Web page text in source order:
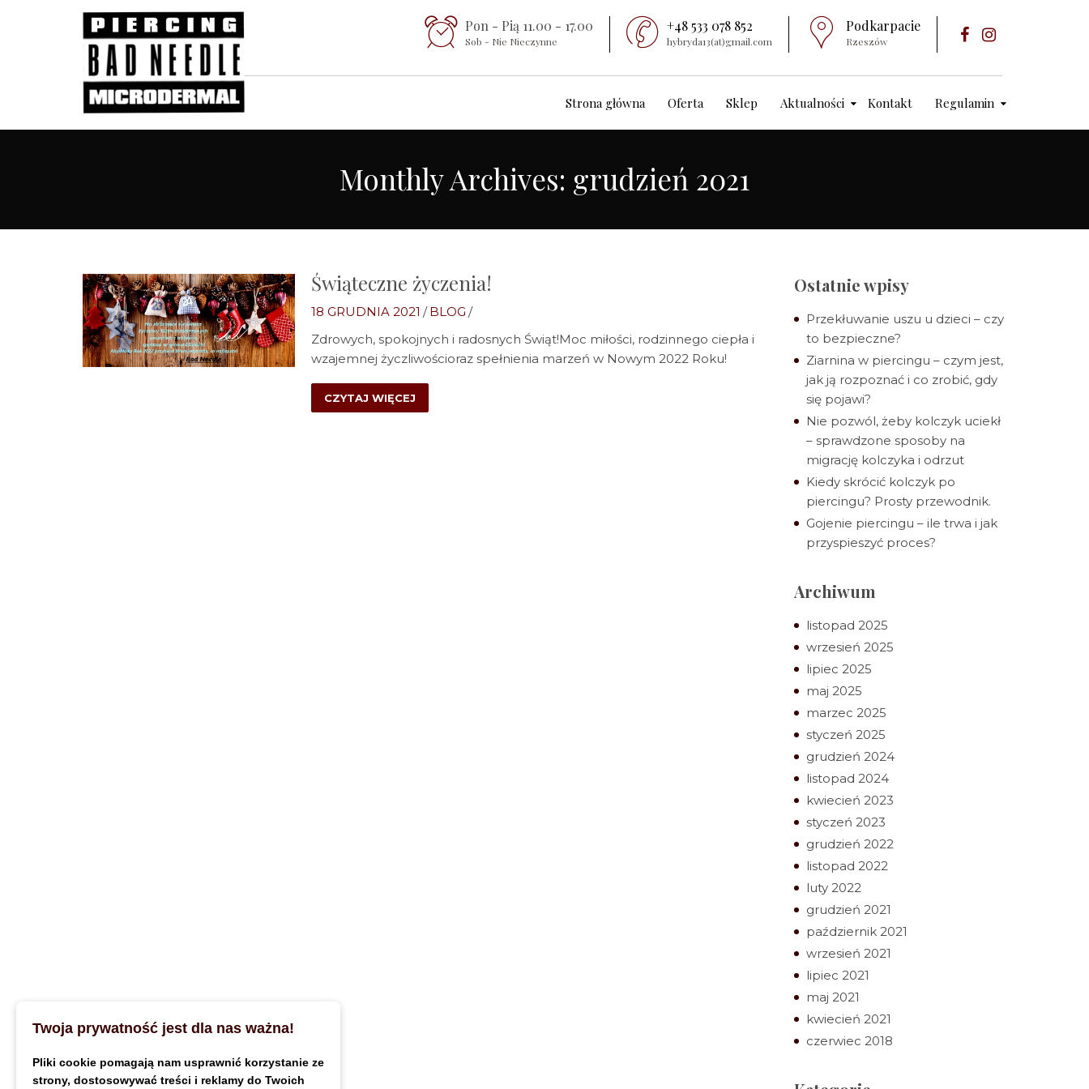
Podkarpacie
Rzeszów
+48 533 078 852
hybryda13(at)gmail.com
Pon - Pią 11.00 - 17.00
Sob - Nie Nieczynne
Strona główna Oferta Sklep Aktualności Kontakt Regulamin
Monthly Archives: grudzień 2021
Świąteczne życzenia!
18 GRUDNIA 2021 /BLOG /
Zdrowych, spokojnych i radosnych Świąt!Moc miłości, rodzinnego ciepła i
wzajemnej życzliwościoraz spełnienia marzeń w Nowym 2022 Roku!
CZYTAJ WIĘCEJ
Ostatnie wpisy
Przekłuwanie uszu u dzieci – czy
to bezpieczne?
Ziarnina w piercingu – czym jest,
jak ją rozpoznać i co zrobić, gdy
się pojawi?
Nie pozwól, żeby kolczyk uciekł
– sprawdzone sposoby na
migrację kolczyka i odrzut
Kiedy skrócić kolczyk po
piercingu? Prosty przewodnik.
Gojenie piercingu – ile trwa i jak
przyspieszyć proces?
Archiwum
listopad 2025
wrzesień 2025
lipiec 2025
maj 2025
marzec 2025
styczeń 2025
grudzień 2024
listopad 2024
kwiecień 2023
styczeń 2023
grudzień 2022
listopad 2022
luty 2022
grudzień 2021
październik 2021
wrzesień 2021
lipiec 2021
maj 2021
kwiecień 2021
czerwiec 2018
Twoja prywatność jest dla nas ważna!
Pliki cookie pomagają nam usprawnić korzystanie ze
strony, dostosowywać treści i reklamy do Twoich